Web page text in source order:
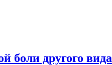
боли другого вида